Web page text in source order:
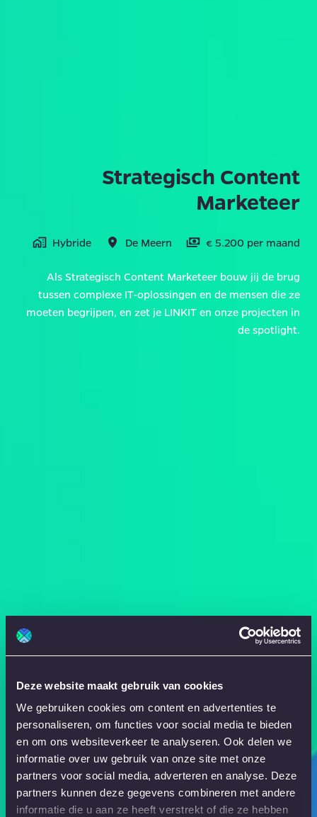
Deze website maakt gebruik van cookies
We gebruiken cookies om content en advertenties te
personaliseren, om functies voor social media te bieden
en om ons websiteverkeer te analyseren. Ook delen we
informatie over uw gebruik van onze site met onze
partners voor social media, adverteren en analyse. Deze
partners kunnen deze gegevens combineren met andere
informatie die u aan ze heeft verstrekt of die ze hebben
Strategisch Content
Marketeer
Hybride De Meern € 5.200 per maand
Als Strategisch Content Marketeer bouw jij de brug
tussen complexe IT-oplossingen en de mensen die ze
moeten begrijpen, en zet je LINKIT en onze projecten in
de spotlight.